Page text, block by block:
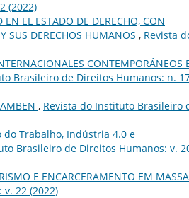
(2022)
EL ESTADO DE DERECHO, CON
SUS DERECHOS HUMANOS , Revista
CONTEMPORÁNEOS
Brasileiro de Direitos Humanos: n.
, Revista do Instituto Brasileiro
do Trabalho, Indústria 4.0 e
Brasileiro de Direitos Humanos: v.
E ENCARCERAMENTO EM
22 (2022)